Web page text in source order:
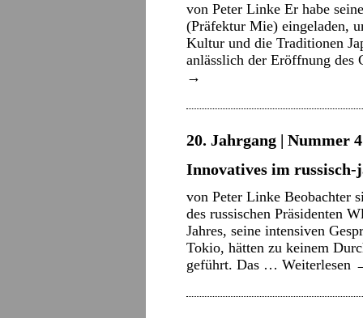
von Peter Linke Er habe
(Präfektur Mie) eingeladen,
Kultur und die Traditionen
anlässlich der Eröffnung
→
20. Jahrgang | Nummer
Innovatives im russisch-
von Peter Linke Beobachter
des russischen Präsidenten
Jahres, seine intensiven
Tokio, hätten zu keinem
geführt. Das … Weiterlesen